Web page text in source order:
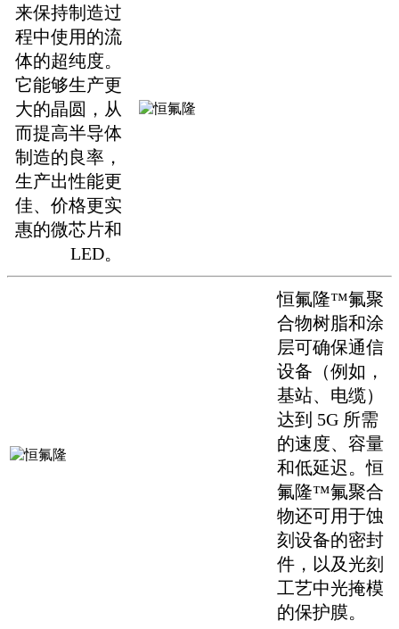
来保持制造过
程中使用的流
体的超纯度。
它能够生产更
大的晶圆，从
而提高半导体
制造的良率，
生产出性能更
佳、价格更实
惠的微芯片和
LED。
恒氟隆™氟聚
合物树脂和涂
层可确保通信
设备（例如，
基站、电缆）
达到 5G 所需
的速度、容量
和低延迟。恒
氟隆™氟聚合
物还可用于蚀
刻设备的密封
件，以及光刻
工艺中光掩模
的保护膜。